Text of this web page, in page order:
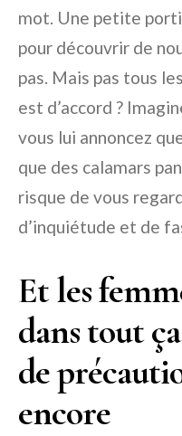
mot. Une petite
pour découvrir de
pas. Mais pas tous
est d’accord ?
vous lui annoncez
que des calamars
risque de vous
d’inquiétude et de
Et les
dans tout
de
encore